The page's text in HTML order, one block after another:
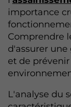
importance
Comprendre
d'assurer une
et de
L'analyse du